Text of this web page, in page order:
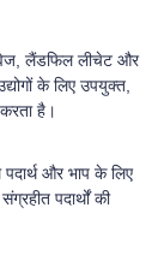
और भाप के लिए
पदार्थों की
लैंडफिल लीचेट और
के लिए उपयुक्त,
है।